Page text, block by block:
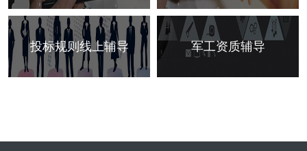
投标规则线上辅导 军工资质辅导